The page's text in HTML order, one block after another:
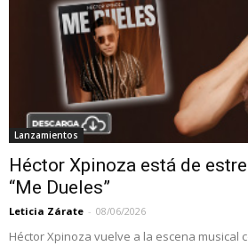
Lanzamientos
Héctor Xpinoza está de
“Me Dueles”
Leticia Zárate - 08/06/2026
Héctor Xpinoza vuelve a la escena musical